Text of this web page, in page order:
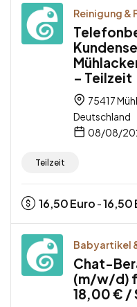
Reinigung &
– Teilzeit
75417
Deutschland
08/08/
Teilzeit
16,50Euro -16,50
Babyartikel
Chat-
(m/w/d)
18,00 € /